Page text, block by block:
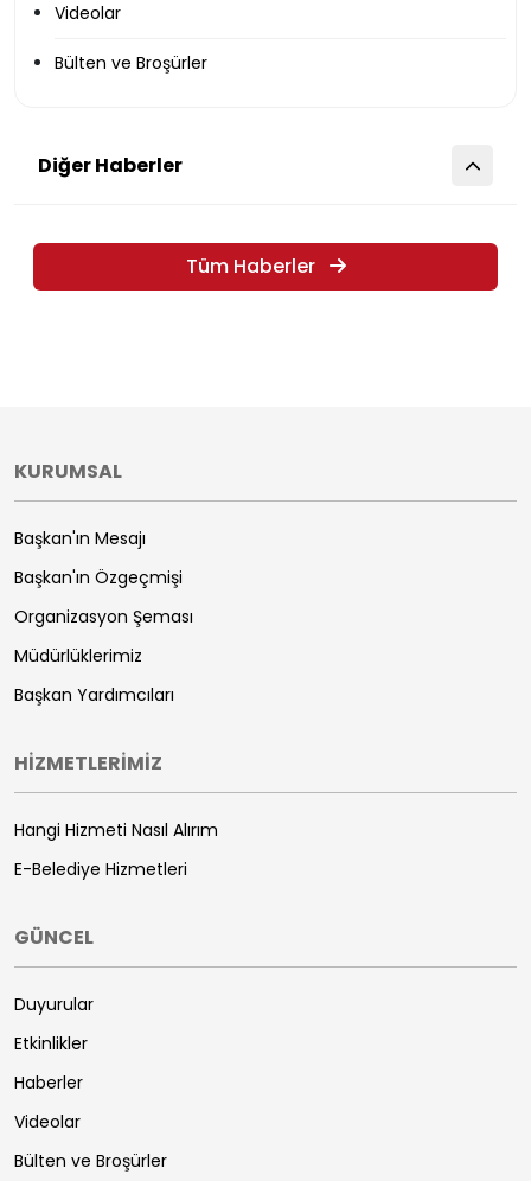
Videolar
Bülten ve Broşürler
Diğer Haberler
Tüm Haberler
KURUMSAL
Başkan'ın Mesajı
Başkan'ın Özgeçmişi
Organizasyon Şeması
Müdürlüklerimiz
Başkan Yardımcıları
HİZMETLERİMİZ
Hangi Hizmeti Nasıl Alırım
E-Belediye Hizmetleri
GÜNCEL
Duyurular
Etkinlikler
Haberler
Videolar
Bülten ve Broşürler